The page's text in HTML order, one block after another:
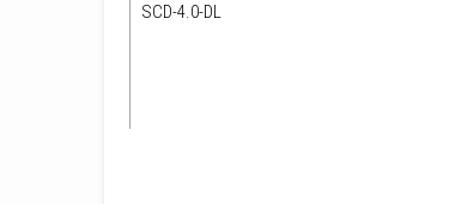
SCD-4.0-DL